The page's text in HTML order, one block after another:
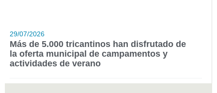
29/07/2026
Más de 5.000 tricantinos han disfrutado de
la oferta municipal de campamentos y
actividades de verano